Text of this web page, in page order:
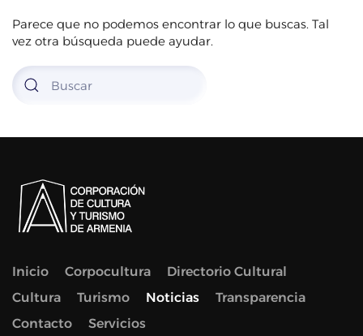
Parece que no podemos encontrar lo que buscas. Tal
vez otra búsqueda puede ayudar.
Inicio Corpocultura
Directorio Cultural
Cultura
Turismo Noticias
Transparencia
Contacto
Servicios